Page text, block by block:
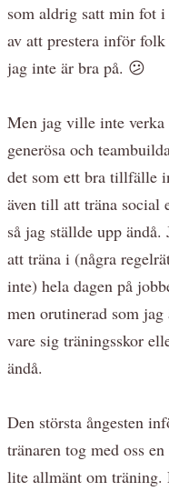
som aldrig satt min fot
av att prestera inför
jag inte är bra på. 😕
Men jag ville inte
generösa och
det som ett bra tillfälle
även till att träna social
så jag ställde upp
att träna i (några
inte) hela dagen på
men orutinerad som
vare sig träningsskor
ändå.
Den största ångesten
tränaren tog med oss
lite allmänt om träning.